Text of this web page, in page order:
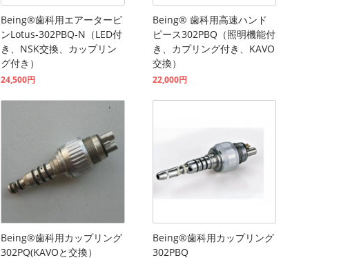
Being®歯科用エアータービ
ンLotus-302PBQ-N（LED付
き、NSK交換、カップリン
グ付き）
24,500円
Being® 歯科用高速ハンド
ピース302PBQ（照明機能付
き、カプリング付き、KAVO
交換）
22,000円
Being®歯科用カップリング
302PQ(KAVOと交換）
Being®歯科用カップリング
302PBQ